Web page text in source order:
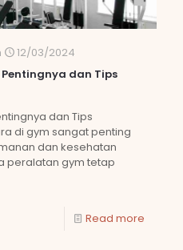
12/03/2024
dan Tips
dan Tips
di gym sangat penting
dan kesehatan
peralatan gym tetap
Read more